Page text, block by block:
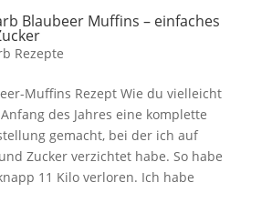
Blaubeer Muffins – einfaches
Rezepte
Muffins Rezept Wie du vielleicht
des Jahres eine komplette
gemacht, bei der ich auf
Zucker verzichtet habe. So habe
11 Kilo verloren. Ich habe